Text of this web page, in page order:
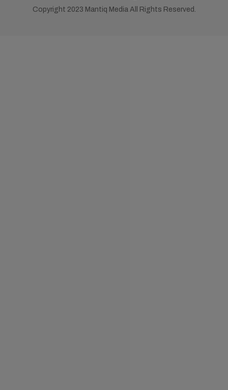
Copyright 2023 Mantiq Media All Rights Reserved.